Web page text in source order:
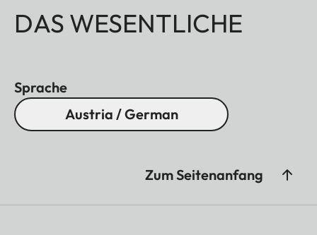
DAS WESENTLICHE
Sprache
Austria / German
Zum Seitenanfang